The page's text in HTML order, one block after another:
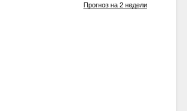
Прогноз на 2 недели